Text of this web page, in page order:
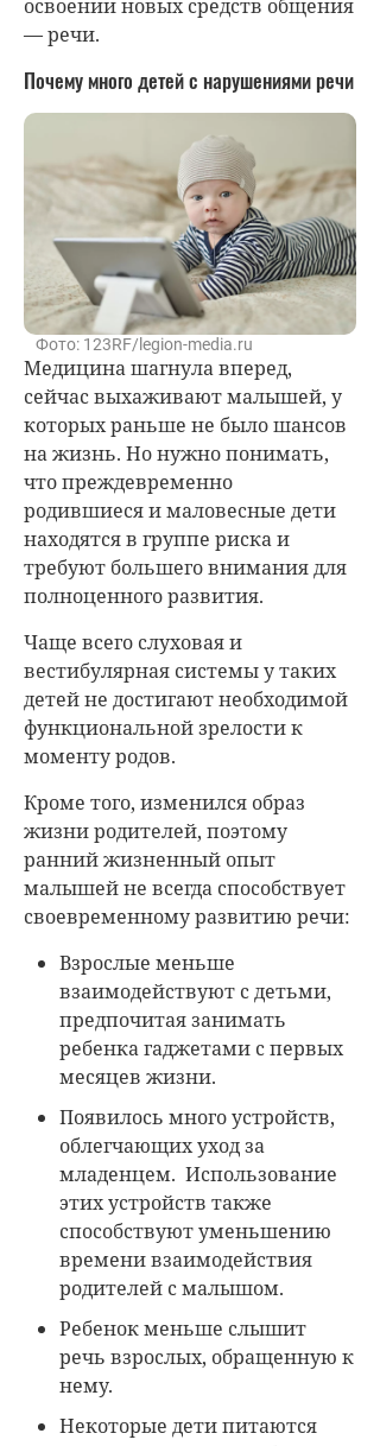
освоении новых средств общения
— речи.
Почему много детей с нарушениями речи
Фото: 123RF/legion-media.ru
Медицина шагнула вперед,
сейчас выхаживают малышей, у
которых раньше не было шансов
на жизнь. Но нужно понимать,
что преждевременно
родившиеся и маловесные дети
находятся в группе риска и
требуют большего внимания для
полноценного развития.
Чаще всего слуховая и
вестибулярная системы у таких
детей не достигают необходимой
функциональной зрелости к
моменту родов.
Кроме того, изменился образ
жизни родителей, поэтому
ранний жизненный опыт
малышей не всегда способствует
своевременному развитию речи:
Взрослые меньше
взаимодействуют с детьми,
предпочитая занимать
ребенка гаджетами с первых
месяцев жизни.
Появилось много устройств,
облегчающих уход за
младенцем. Использование
этих устройств также
способствуют уменьшению
времени взаимодействия
родителей с малышом.
Ребенок меньше слышит
речь взрослых, обращенную к
нему.
Некоторые дети питаются